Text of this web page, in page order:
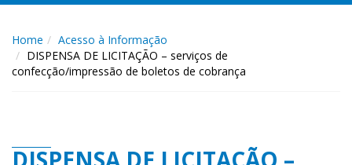
Home
Acesso à Informação
DISPENSA DE LICITAÇÃO – serviços de
confecção/impressão de boletos de cobrança